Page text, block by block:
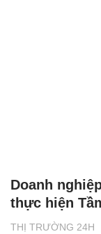
THỊ TRƯỜNG 24H
Doanh
thực hiện